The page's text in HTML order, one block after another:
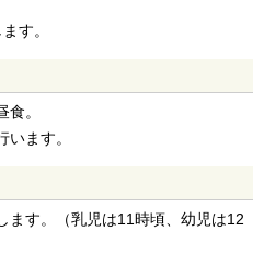
す。
。
ます。
ます。（乳児は11時頃、幼児は12